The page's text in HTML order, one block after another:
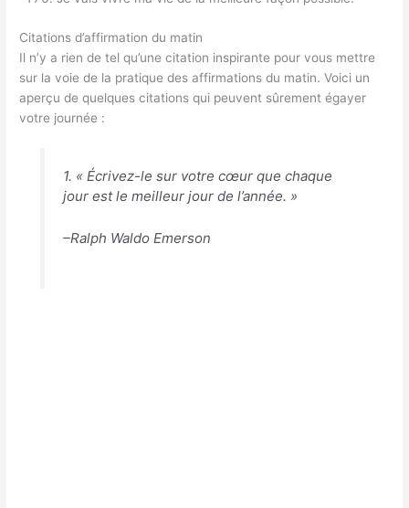
Citations d’affirmation du matin
Il n’y a rien de tel qu’une citation inspirante pour vous mettre
sur la voie de la pratique des affirmations du matin. Voici un
aperçu de quelques citations qui peuvent sûrement égayer
votre journée :
1. « Écrivez-le sur votre cœur que chaque
jour est le meilleur jour de l’année. »
–Ralph Waldo Emerson